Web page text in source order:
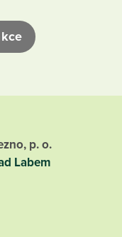
p. o.
Labem